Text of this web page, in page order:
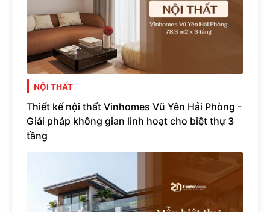
NỘI THẤT
Thiết kế nội thất Vinhomes Vũ Yên Hải Phòng -
Giải pháp không gian linh hoạt cho biệt thự 3
tầng